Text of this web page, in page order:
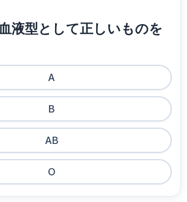
液型として正しいものを
A
B
AB
O